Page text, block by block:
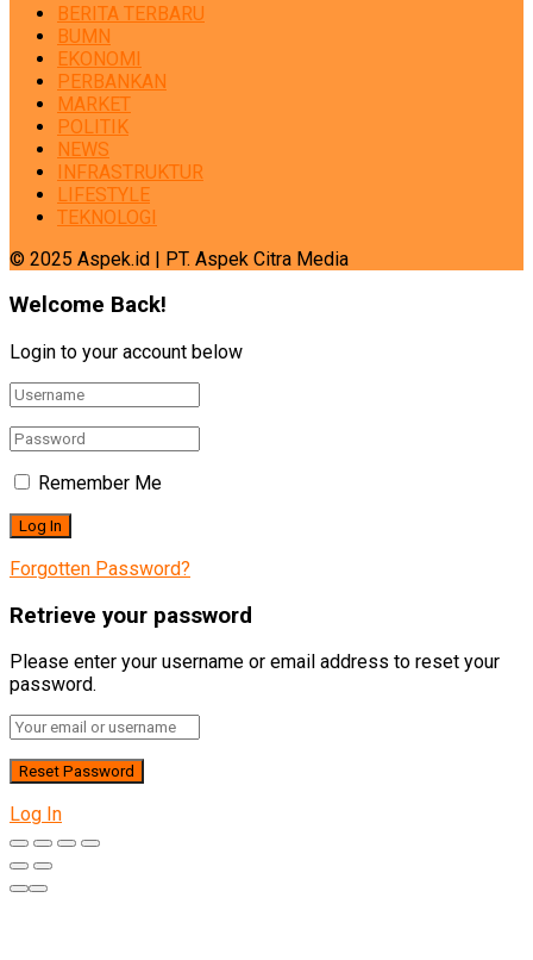
BERITA TERBARU
BUMN
EKONOMI
PERBANKAN
MARKET
POLITIK
NEWS
INFRASTRUKTUR
LIFESTYLE
TEKNOLOGI
© 2025 Aspek.id | PT. Aspek Citra Media
Welcome Back!
Login to your account below
Remember Me
Forgotten Password?
Retrieve your password
Please enter your username or email address to reset your
password.
Log In